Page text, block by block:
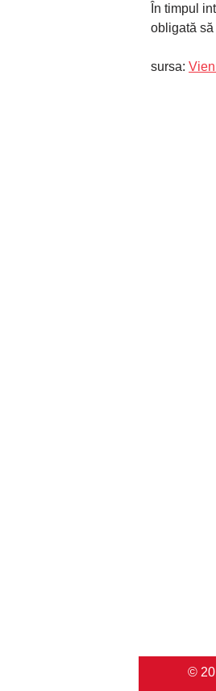
În timpul
obligată
sursa:
©